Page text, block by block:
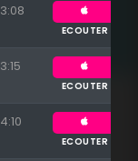
3:08
ECOUTER
3:15
ECOUTER
4:10
ECOUTER